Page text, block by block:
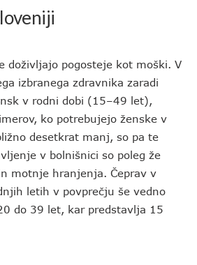
doživljajo pogosteje kot moški. V
izbranega zdravnika zaradi
v rodni dobi (15–49 let),
ko potrebujejo ženske v
desetkrat manj, so pa te
v bolnišnici so poleg že
motnje hranjenja. Čeprav v
letih v povprečju še vedno
do 39 let, kar predstavlja 15